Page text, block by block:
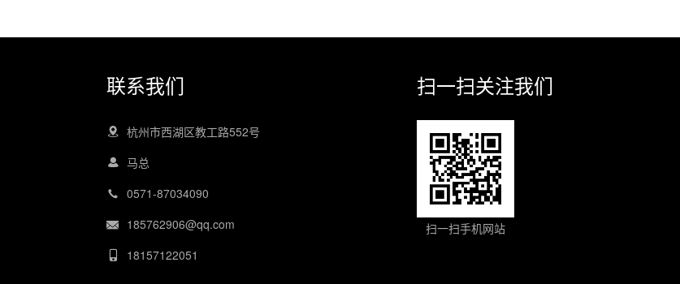
联系我们
杭州市西湖区教工路552号
马总
0571-87034090
185762906@qq.com
18157122051
扫一扫关注我们
扫一扫手机网站